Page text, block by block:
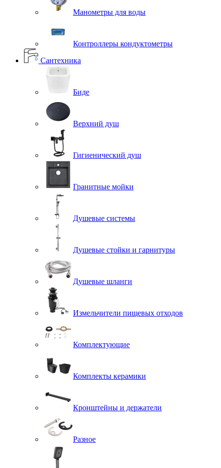
Манометры для воды
Контроллеры кондуктометры
Сантехника
Биде
Верхний душ
Гигиенический душ
Гранитные мойки
Душевые системы
Душевые стойки и гарнитуры
Душевые шланги
Измельчители пищевых отходов
Комплектующие
Комплекты керамики
Кронштейны и держатели
Разное